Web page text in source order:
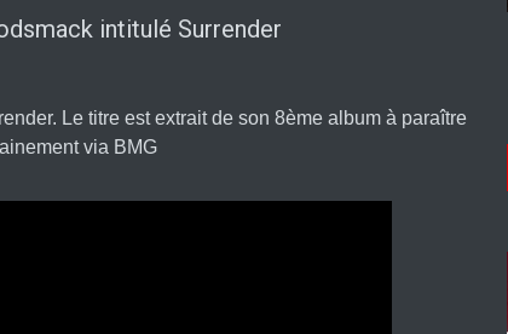
intitulé Surrender
Le titre est extrait de son 8ème album à paraître
via BMG